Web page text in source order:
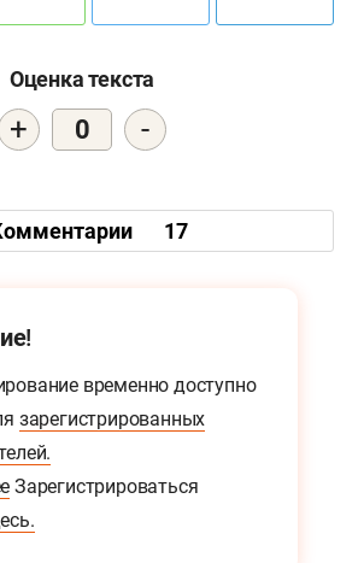
Оценка текста
+ 0 -
17
временно доступно
зарегистрированных
Зарегистрироваться